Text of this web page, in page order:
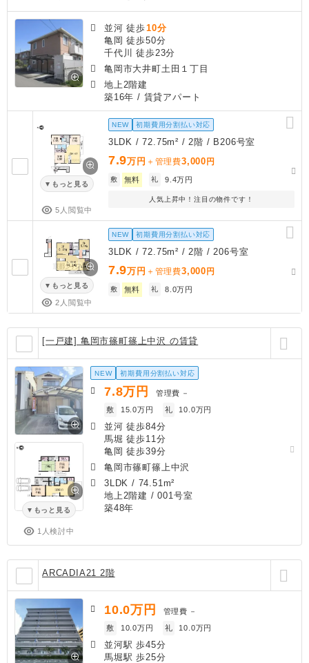
並河 徒歩10分
亀岡 徒歩50分
千代川 徒歩23分
亀岡市大井町土田１丁目
地上2階建
築16年 / 賃貸アパート
もっと見る
5人閲覧中
NEW 初期費用分割払い対応
3LDK / 72.75m² / 2階 / B206号室
7.9万円 ＋管理費3,000 円
敷 無料 礼 9.4万円
人気上昇中！注目の物件です！
もっと見る
2人閲覧中
NEW 初期費用分割払い対応
3LDK / 72.75m² / 2階 / 206号室
7.9万円 ＋管理費3,000 円
敷 無料 礼 8.0万円
[一戸建] 亀岡市篠町篠上中沢 の賃貸
もっと見る
1人検討中
NEW 初期費用分割払い対応
7.8万円 管理費 －
敷
15.0万円 礼 10.0万円
並河 徒歩84分
馬堀 徒歩11分
亀岡 徒歩39分
亀岡市篠町篠上中沢
3LDK / 74.51m²
地上2階建 / 001号室
築48年
ARCADIA21 2階
10.0万円 管理費 －
敷
10.0万円 礼 10.0万円
並河駅 歩45分
馬堀駅 歩25分